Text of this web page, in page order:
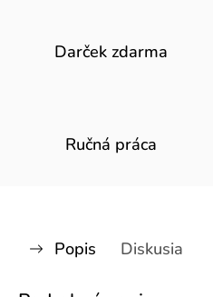
Darček zdarma
Ručná práca
Popis Diskusia